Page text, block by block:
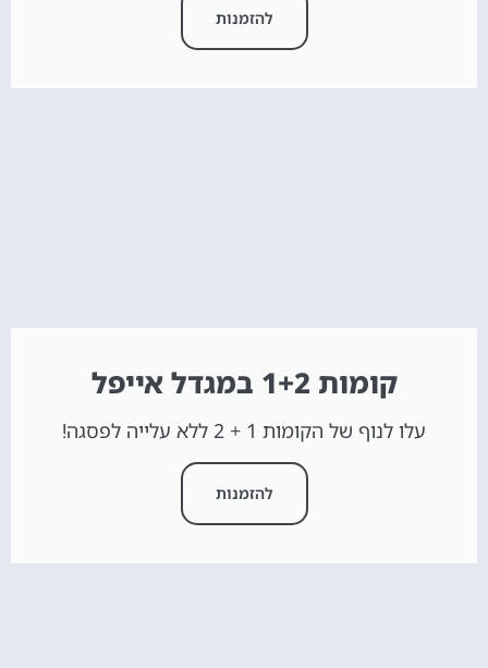
להזמנות
קומות 1+2 במגדל אייפל
עלו לנוף של הקומות 1 + 2 ללא עלייה לפסגה!
להזמנות